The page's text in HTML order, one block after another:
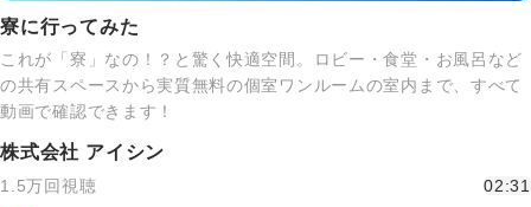
寮に行ってみた
これが「寮」なの！？と驚く快適空間。ロビー・食堂・お風呂など
の共有スペースから実質無料の個室ワンルームの室内まで、すべて
動画で確認できます！
株式会社 アイシン
1.5万回視聴 02:31